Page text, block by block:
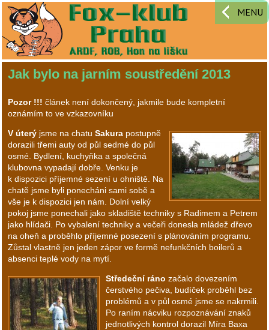
MENU
Jak bylo na jarním soustředění 2013
Pozor !!! článek není dokončený, jakmile bude kompletní
oznámím to ve vzkazovníku
V úterý jsme na chatu Sakura postupně
dorazili třemi auty od půl sedmé do půl
osmé. Bydlení, kuchyňka a společná
klubovna vypadají dobře. Venku je
k dispozici příjemné sezení u ohniště. Na
chatě jsme byli ponecháni sami sobě a
vše je k dispozici jen nám. Dolní velký
pokoj jsme ponechali jako skladiště techniky s Radimem a Petrem
jako hlídači. Po vybalení techniky a večeři donesla mládež dřevo
na oheň a proběhlo příjemné posezení s plánováním programu.
Zůstal vlastně jen jeden zápor ve formě nefunkčních boilerů a
absenci teplé vody na mytí.
Středeční ráno začalo dovezením
čerstvého pečiva, budíček proběhl bez
problémů a v půl osmé jsme se nakrmili.
Po raním nácviku rozpoznávání znaků
jednotlivých kontrol dorazil Míra Baxa